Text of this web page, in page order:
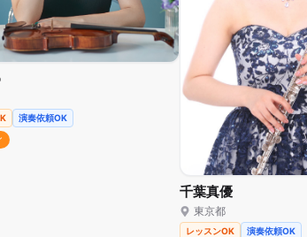
演奏依頼OK
千葉真優
東京都
レッスンOK
演奏依頼OK